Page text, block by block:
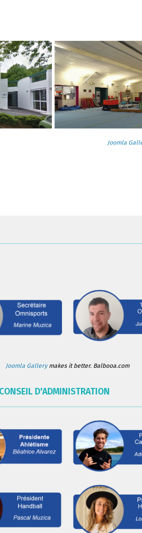
Joomla
Joomla Gallerymakes it better. Balbooa.com
D'ADMINISTRATION